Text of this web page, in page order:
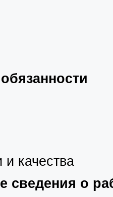
качества
сведения о